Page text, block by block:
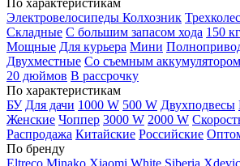
По характеристикам
Электровелосипеды Колхозник
Складные С большим запасом хода 150
Мощные Для курьера Мини
Двухместные Со съемным аккумулятором
20 дюймов В рассрочку
По характеристикам
БУ Для дачи 1000 W 500 W Двухподвесы
Женские Чоппер 3000 W 2000 W
Распродажа Китайские Российские
По бренду
Eltreco Minako Xiaomi White Siberia